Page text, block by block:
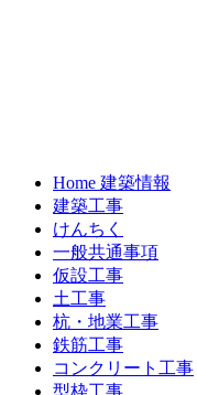
Home 建築情報
建築工事
けんちく
一般共通事項
仮設工事
土工事
杭・地業工事
鉄筋工事
コンクリート工事